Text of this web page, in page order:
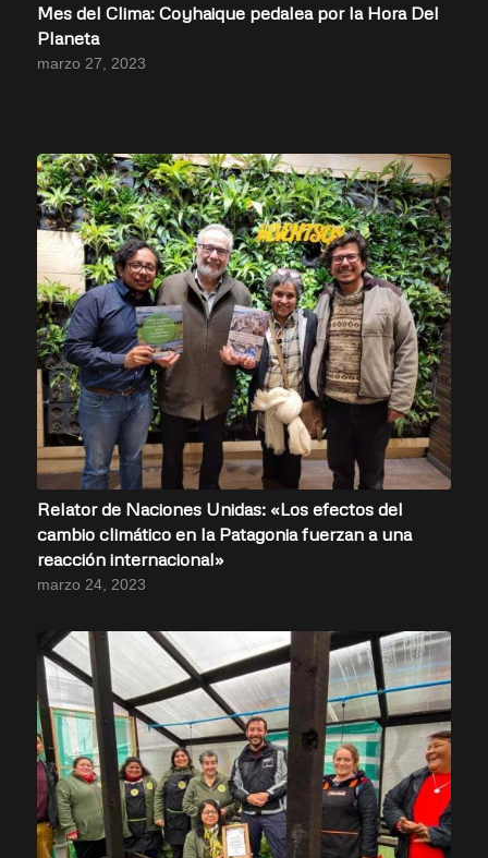
Mes del Clima: Coyhaique pedalea por la Hora Del
Planeta
marzo 27, 2023
Relator de Naciones Unidas: «Los efectos del
cambio climático en la Patagonia fuerzan a una
reacción internacional»
marzo 24, 2023